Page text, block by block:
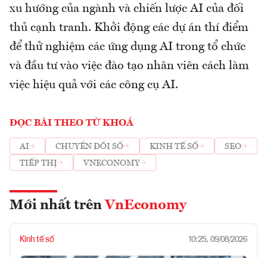
xu hướng của ngành và chiến lược AI của đối
thủ cạnh tranh. Khởi động các dự án thí điểm
để thử nghiệm các ứng dụng AI trong tổ chức
và đầu tư vào việc đào tạo nhân viên cách làm
việc hiệu quả với các công cụ AI.
ĐỌC BÀI THEO TỪ KHOÁ
AI CHUYỂN ĐỔI SỐ KINH TẾ SỐ
SEO
TIẾP THỊ
VNECONOMY
Mới nhất trên VnEconomy
Kinh tế số 10:25, 09/08/2026